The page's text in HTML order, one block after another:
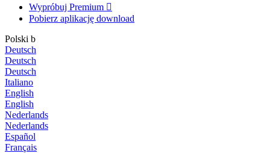
Wypróbuj Premium 
Pobierz aplikację download
Polski b
Deutsch
Deutsch
Deutsch
Italiano
English
English
Nederlands
Nederlands
Español
Français